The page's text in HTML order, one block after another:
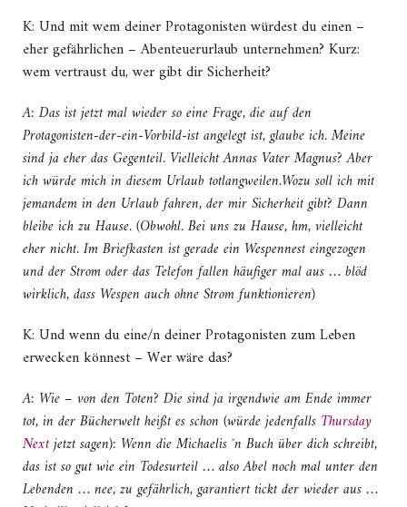
K: Und mit wem deiner Protagonisten würdest du einen –
eher gefährlichen – Abenteuerurlaub unternehmen? Kurz:
wem vertraust du, wer gibt dir Sicherheit?
A: Das ist jetzt mal wieder so eine Frage, die auf den
Protagonisten-der-ein-Vorbild-ist angelegt ist, glaube ich. Meine
sind ja eher das Gegenteil. Vielleicht Annas Vater Magnus? Aber
ich würde mich in diesem Urlaub totlangweilen.Wozu soll ich mit
jemandem in den Urlaub fahren, der mir Sicherheit gibt? Dann
bleibe ich zu Hause. (Obwohl. Bei uns zu Hause, hm, vielleicht
eher nicht. Im Briefkasten ist gerade ein Wespennest eingezogen
und der Strom oder das Telefon fallen häufiger mal aus … blöd
wirklich, dass Wespen auch ohne Strom funktionieren)
K: Und wenn du eine/n deiner Protagonisten zum Leben
erwecken könnest – Wer wäre das?
A: Wie – von den Toten? Die sind ja irgendwie am Ende immer
tot, in der Bücherwelt heißt es schon (würde jedenfalls Thursday
Nextjetzt sagen): Wenn die Michaelis ´n Buch über dich schreibt,
das ist so gut wie ein Todesurteil … also Abel noch mal unter den
Lebenden … nee, zu gefährlich, garantiert tickt der wieder aus …